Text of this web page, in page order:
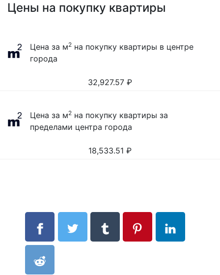
Цены на покупку квартиры
Цена за м2 на покупку квартиры в центре
города
32,927.57 ₽
Цена за м2 на покупку квартиры за
пределами центра города
18,533.51 ₽